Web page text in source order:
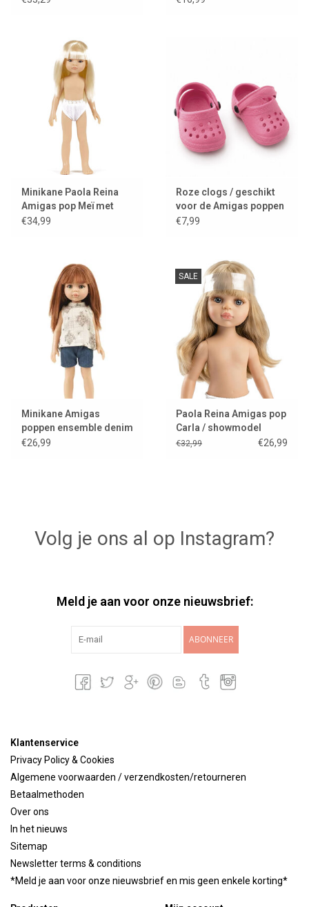
Minikane Paola Reina
Amigas pop Meï met
onderbroekje
€34,99
Roze clogs / geschikt
voor de Amigas poppen
€7,99
Minikane Amigas
poppen ensemble denim
short met flowered top
€26,99
SALE
Paola Reina Amigas pop
Carla / showmodel
€32,99 €26,99
Volg je ons al op Instagram?
Meld je aan voor onze nieuwsbrief:
ABONNEER
Klantenservice
Privacy Policy & Cookies
Algemene voorwaarden / verzendkosten/retourneren
Betaalmethoden
Over ons
In het nieuws
Sitemap
Newsletter terms & conditions
*Meld je aan voor onze nieuwsbrief en mis geen enkele korting*